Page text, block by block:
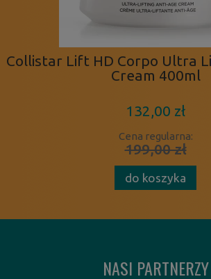
Collistar Lift HD Corpo Ultra
Cream 400ml
132,00 zł
Cena regularna:
199,00 zł
do koszyka
NASI PARTNERZY